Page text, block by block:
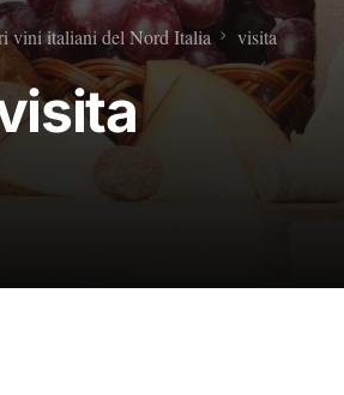
vini italiani del Nord Italia visita